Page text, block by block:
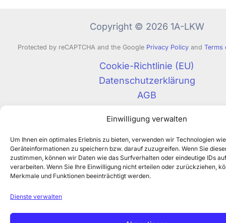
Einwilligung verwalten
Um Ihnen ein optimales Erlebnis zu bieten, verwenden wir Technologien
Geräteinformationen zu speichern bzw. darauf zuzugreifen. Wenn Sie
zustimmen, können wir Daten wie das Surfverhalten oder eindeutige IDs
verarbeiten. Wenn Sie Ihre Einwilligung nicht erteilen oder zurückziehen,
Merkmale und Funktionen beeinträchtigt werden.
Dienste verwalten
Copyright © 2026 1A-LKW
Protected by reCAPTCHA and the Google Privacy Policy and Terms
Cookie-Richtlinie (EU)
Datenschutzerklärung
AGB